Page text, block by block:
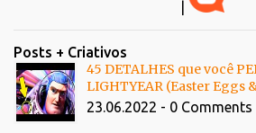
Posts + Criativos
45 DETALHES que você
LIGHTYEAR (Easter Eggs
23.06.2022 - 0 Comments